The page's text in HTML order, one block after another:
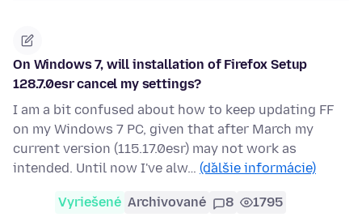
On Windows 7, will installation of Firefox Setup
128.7.0esr cancel my settings?
I am a bit confused about how to keep updating FF
on my Windows 7 PC, given that after March my
current version (115.17.0esr) may not work as
intended. Until now I've alw… (ďalšie informácie)
Vyriešené Archivované 8 1795